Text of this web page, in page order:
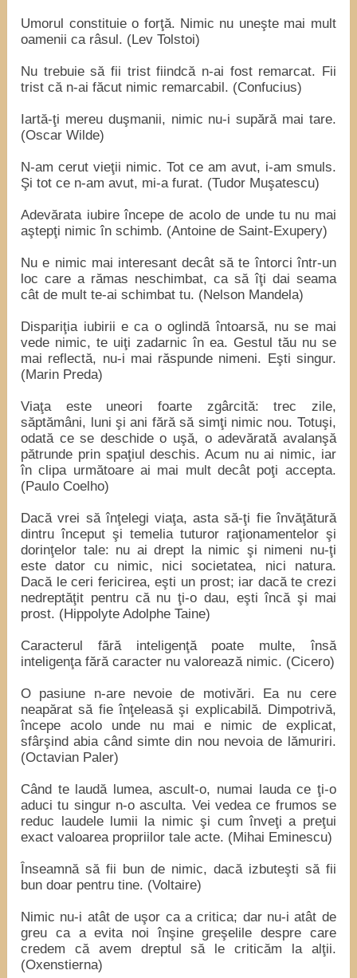
Umorul constituie o forţă. Nimic nu uneşte mai mult
oamenii ca râsul. (Lev Tolstoi)
Nu trebuie să fii trist fiindcă n-ai fost remarcat. Fii
trist că n-ai făcut nimic remarcabil. (Confucius)
Iartă-ţi mereu duşmanii, nimic nu-i supără mai tare.
(Oscar Wilde)
N-am cerut vieţii nimic. Tot ce am avut, i-am smuls.
Şi tot ce n-am avut, mi-a furat. (Tudor Muşatescu)
Adevărata iubire începe de acolo de unde tu nu mai
aştepţi nimic în schimb. (Antoine de Saint-Exupery)
Nu e nimic mai interesant decât să te întorci într-un
loc care a rămas neschimbat, ca să îţi dai seama
cât de mult te-ai schimbat tu. (Nelson Mandela)
Dispariţia iubirii e ca o oglindă întoarsă, nu se mai
vede nimic, te uiţi zadarnic în ea. Gestul tău nu se
mai reflectă, nu-i mai răspunde nimeni. Eşti singur.
(Marin Preda)
Viaţa este uneori foarte zgârcită: trec zile,
săptămâni, luni şi ani fără să simţi nimic nou. Totuşi,
odată ce se deschide o uşă, o adevărată avalanşă
pătrunde prin spaţiul deschis. Acum nu ai nimic, iar
în clipa următoare ai mai mult decât poţi accepta.
(Paulo Coelho)
Dacă vrei să înţelegi viaţa, asta să-ţi fie învăţătură
dintru început şi temelia tuturor raţionamentelor şi
dorinţelor tale: nu ai drept la nimic şi nimeni nu-ţi
este dator cu nimic, nici societatea, nici natura.
Dacă le ceri fericirea, eşti un prost; iar dacă te crezi
nedreptăţit pentru că nu ţi-o dau, eşti încă şi mai
prost. (Hippolyte Adolphe Taine)
Caracterul fără inteligenţă poate multe, însă
inteligenţa fără caracter nu valorează nimic. (Cicero)
O pasiune n-are nevoie de motivări. Ea nu cere
neapărat să fie înţeleasă şi explicabilă. Dimpotrivă,
începe acolo unde nu mai e nimic de explicat,
sfârşind abia când simte din nou nevoia de lămuriri.
(Octavian Paler)
Când te laudă lumea, ascult-o, numai lauda ce ţi-o
aduci tu singur n-o asculta. Vei vedea ce frumos se
reduc laudele lumii la nimic şi cum înveţi a preţui
exact valoarea propriilor tale acte. (Mihai Eminescu)
Înseamnă să fii bun de nimic, dacă izbuteşti să fii
bun doar pentru tine. (Voltaire)
Nimic nu-i atât de uşor ca a critica; dar nu-i atât de
greu ca a evita noi înşine greşelile despre care
credem că avem dreptul să le criticăm la alţii.
(Oxenstierna)